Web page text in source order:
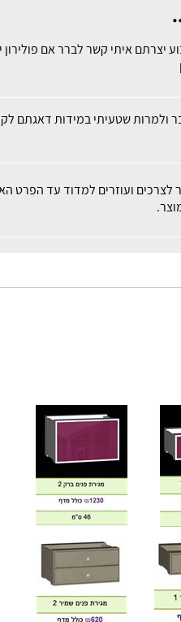
איתי קשר לברר אם פולירון
ולמרות שטעיתי במידות דאגתם
לצרכים ועוזרים למדוד עד